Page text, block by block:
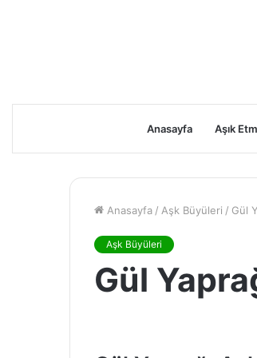
Anasayfa Aşık
Anasayfa / Aşk Büyüleri / Gül
Aşk Büyüleri
Gül